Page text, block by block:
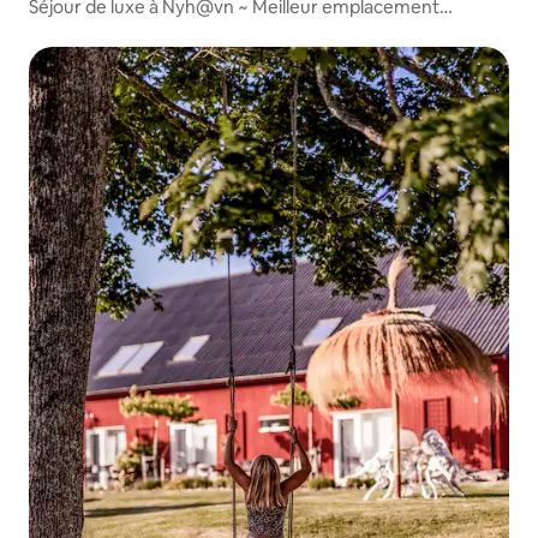
Séjour de luxe à Nyh@vn ~ Meilleur emplacement